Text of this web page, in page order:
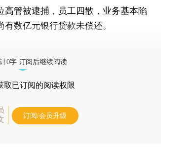
管被逮捕，员工四散，业务基本陷
数亿元银行贷款未偿还。
0字 订阅后继续阅读
取已订阅的阅读权限
订阅/会员升级